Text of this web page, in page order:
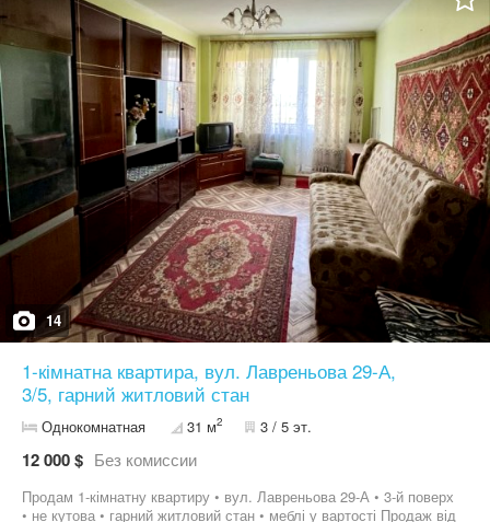
14
1-кімнатна квартира, вул. Лавреньова 29-А,
3/5, гарний житловий стан
Однокомнатная 31 м2 3 / 5 эт.
12 000 $ Без комиссии
Продам 1-кімнатну квартиру • вул. Лавреньова 29-А • 3-й поверх
• не кутова • гарний житловий стан • меблі у вартості Продаж від